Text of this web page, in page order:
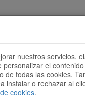
Vols ser
nuestros servicios,
el
de todas las cookies.
instalar o rechazar al
cookies.